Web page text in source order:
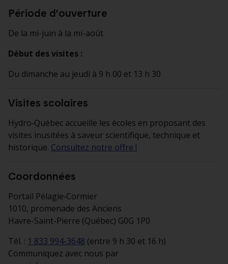
Période d’ouverture
De la mi-juin à la mi-août
Début des visites :
Du dimanche au jeudi à 9 h 00 et 13 h 30
Visites scolaires
Hydro‑Québec accueille les écoles en proposant des
visites inusitées à saveur scientifique, technique et
historique. Consultez notre offre !
Coordonnées
Portail Pélagie‑Cormier
1010, promenade des Anciens
Havre-Saint-Pierre (Québec) G0G 1P0
Tél. : 1 833 994-3648 (entre 9 h 30 et 16 h)
Communiquez avec nous par